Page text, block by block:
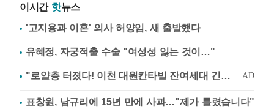
이시간 핫뉴스
'고지용과 이혼' 의사 허양임, 새 출발했다
유혜정, 자궁적출 수술 "여성성 잃는 것이…"
표창원, 남규리에 15년 만에 사과…"제가 틀렸습니다"